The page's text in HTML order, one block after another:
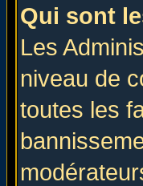
Qui sont
Les
niveau de
toutes les